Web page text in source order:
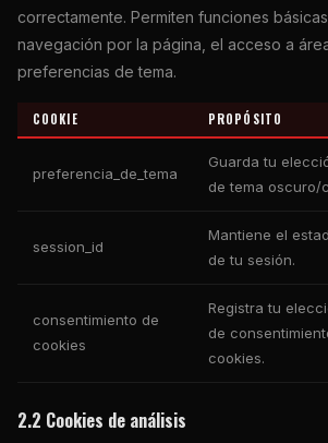
correctamente. Permiten funciones
navegación por la página, el acceso a
preferencias de tema.
COOKIE PROPÓSITO
preferencia_de_tema
Guarda tu
de tema oscuro/
session_id
Mantiene el
de tu sesión.
consentimiento de
cookies
Registra tu
de
cookies.
2.2 Cookies de análisis